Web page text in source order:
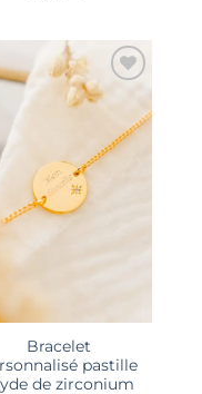
Ajouter
d’envies
Bracelet
pastille
de zirconium